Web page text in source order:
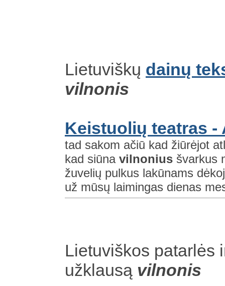
Lietuviškų dainų
vilnonis
Keistuolių teatras -
tad sakom ačiū kad žiūrėjot
kad siūna vilnonius švarkus
žuvelių pulkus lakūnams
už mūsų laimingas dienas
Lietuviškos patarlės
užklausą vilnonis